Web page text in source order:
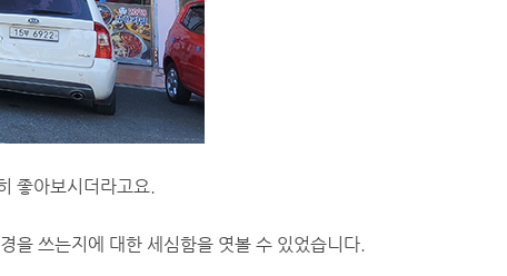
좋아보시더라고요.
을 쓰는지에 대한 세심함을 엿볼 수 있었습니다.